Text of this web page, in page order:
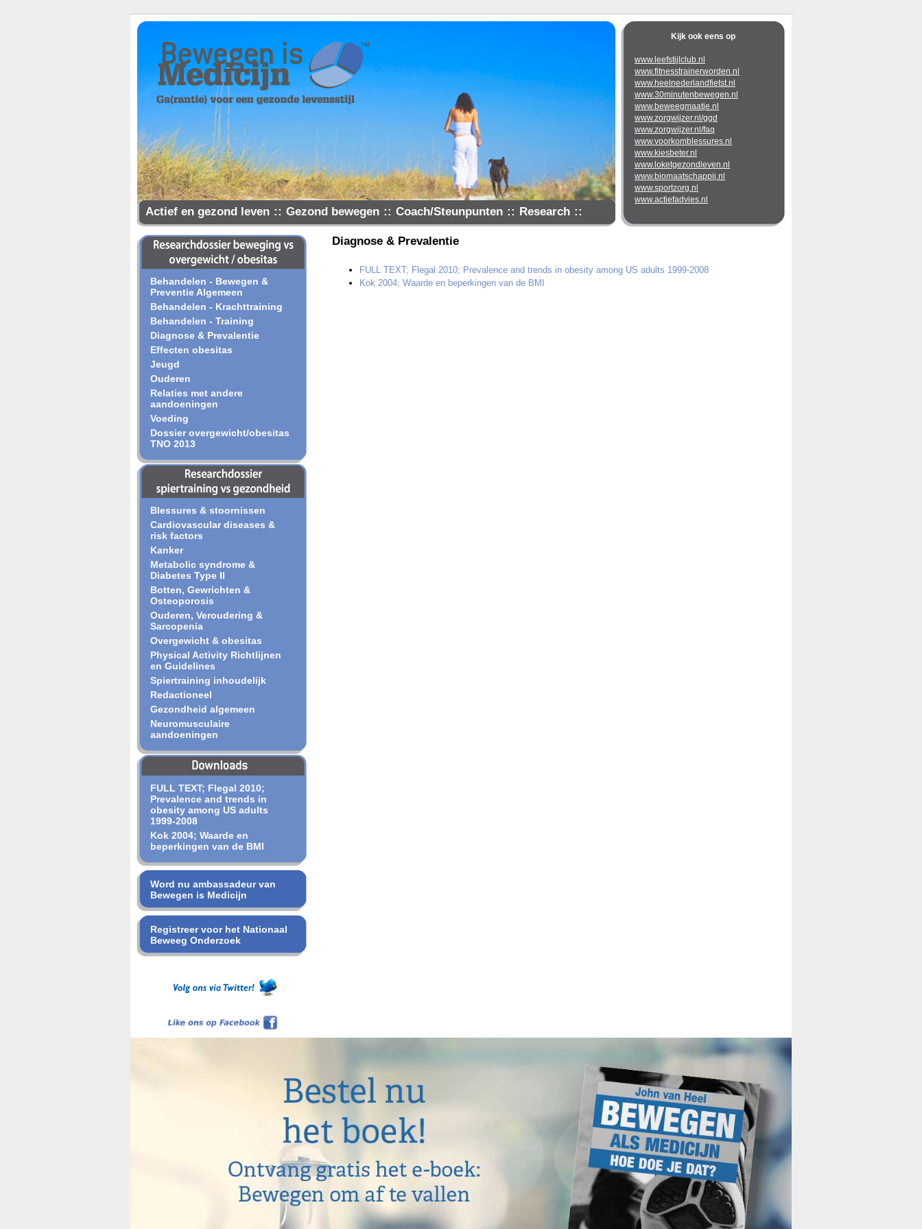
Kijk ook eens op
www.leefstijlclub.nl
www.fitnesstrainerworden.nl
www.heelnederlandfietst.nl
www.30minutenbewegen.nl
www.beweegmaatje.nl
www.zorgwijzer.nl/ggd
www.zorgwijzer.nl/faq
www.voorkomblessures.nl
www.kiesbeter.nl
www.loketgezondleven.nl
www.biomaatschappij.nl
www.sportzorg.nl
www.actiefadvies.nl
Actief en gezond leven :: Gezond bewegen :: Coach/Steunpunten :: Research ::
Samen gezonder
Behandelen - Bewegen &
Preventie Algemeen
Behandelen - Krachttraining
Behandelen - Training
Diagnose & Prevalentie
Effecten obesitas
Jeugd
Ouderen
Relaties met andere
aandoeningen
Voeding
Dossier overgewicht/obesitas
TNO 2013
Blessures & stoornissen
Cardiovascular diseases &
risk factors
Kanker
Metabolic syndrome &
Diabetes Type II
Botten, Gewrichten &
Osteoporosis
Ouderen, Veroudering &
Sarcopenia
Overgewicht & obesitas
Physical Activity Richtlijnen
en Guidelines
Spiertraining inhoudelijk
Redactioneel
Gezondheid algemeen
Neuromusculaire
aandoeningen
FULL TEXT; Flegal 2010;
Prevalence and trends in
obesity among US adults
1999-2008
Kok 2004; Waarde en
beperkingen van de BMI
Word nu ambassadeur van
Bewegen is Medicijn
Registreer voor het Nationaal
Beweeg Onderzoek
Diagnose & Prevalentie
FULL TEXT; Flegal 2010; Prevalence and trends in obesity among US adults 1999-2008
Kok 2004; Waarde en beperkingen van de BMI